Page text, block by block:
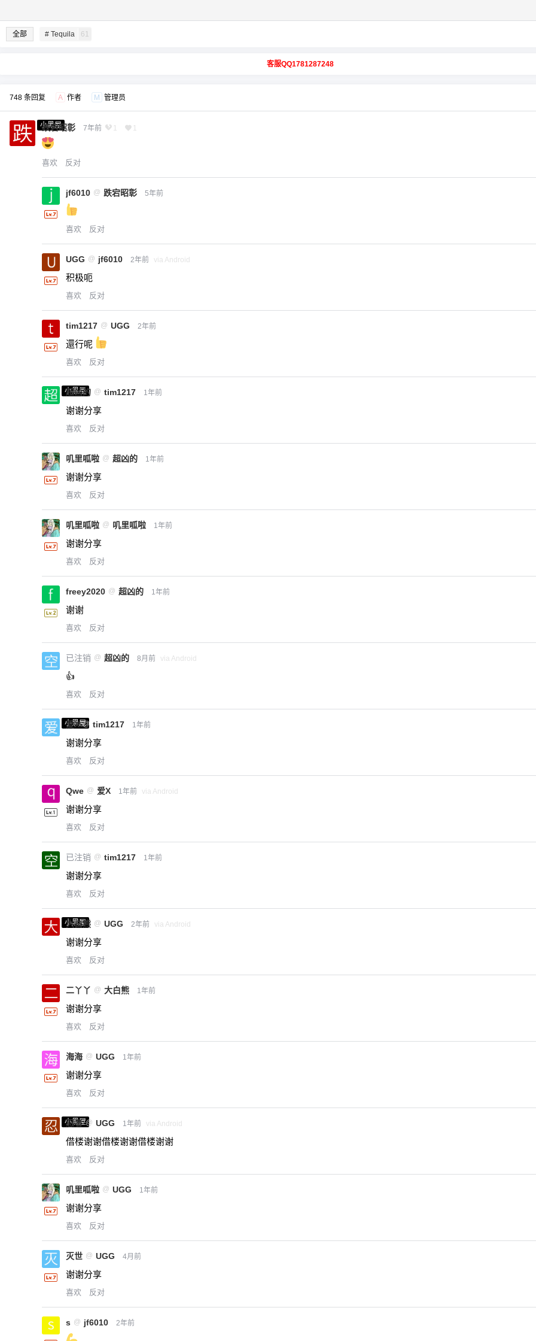
全部 # Tequila 61
2 元 5 元 10 元
客服QQ1781287248
付费内容
¥
748 条回复 A 作者 M 管理员
小黑屋
跌宕昭彰 7年前 1 1
喜欢 反对
jf6010 @ 跌宕昭彰 5年前
喜欢 反对
UGG @ jf6010 2年前 via Android
积极呃
喜欢 反对
tim1217 @ UGG 2年前
還行呢
喜欢 反对
小黑屋
超凶的 @ tim1217 1年前
谢谢分享
喜欢 反对
叽里呱啦 @ 超凶的 1年前
谢谢分享
喜欢 反对
叽里呱啦 @ 叽里呱啦 1年前
谢谢分享
喜欢 反对
freey2020 @ 超凶的 1年前
谢谢
喜欢 反对
已注销 @ 超凶的 8月前 via Android
👍
喜欢 反对
小黑屋
爱X @ tim1217 1年前
谢谢分享
喜欢 反对
Qwe @ 爱X 1年前 via Android
谢谢分享
喜欢 反对
已注销 @ tim1217 1年前
谢谢分享
喜欢 反对
小黑屋
大白熊 @ UGG 2年前 via Android
谢谢分享
喜欢 反对
二丫丫 @ 大白熊 1年前
谢谢分享
喜欢 反对
海海 @ UGG 1年前
谢谢分享
喜欢 反对
小黑屋
忍者 @ UGG 1年前 via Android
借楼谢谢借楼谢谢借楼谢谢
喜欢 反对
叽里呱啦 @ UGG 1年前
谢谢分享
喜欢 反对
灭世 @ UGG 4月前
谢谢分享
喜欢 反对
s @ jf6010 2年前